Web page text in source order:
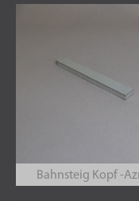
Bahnsteig Kopf -